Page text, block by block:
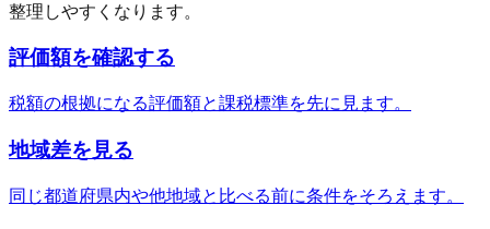
整理しやすくなります。
評価額を確認する
税額の根拠になる評価額と課税標準を先に見ます。
地域差を見る
同じ都道府県内や他地域と比べる前に条件をそろえます。